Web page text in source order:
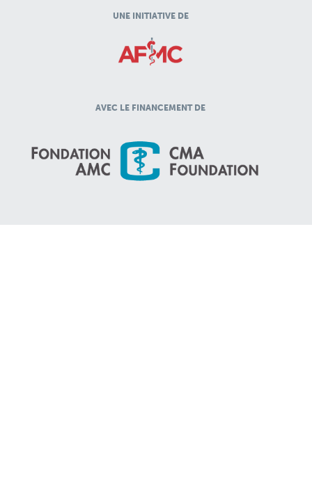
UNE INITIATIVE DE
AVEC LE FINANCEMENT DE